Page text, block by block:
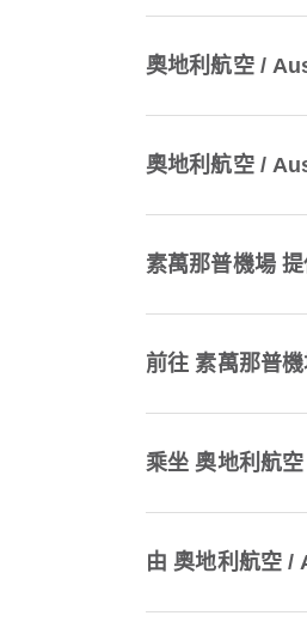
奧地利航空 /
奧地利航空 /
素萬那普機場
前往 素萬那普
乘坐 奧地利航
由 奧地利航空 /